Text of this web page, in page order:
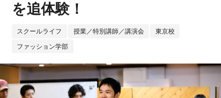
を追体験！
スクールライフ 授業／特別講師／講演会 東京校
ファッション学部